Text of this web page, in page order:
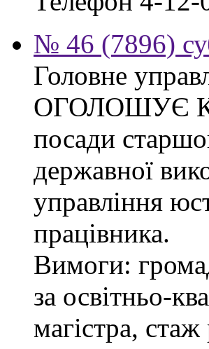
№ 46 (7896)
Головне
ОГОЛОШУЄ
посади
державної
управління
працівника.
Вимоги:
за освітньо-
магістра,